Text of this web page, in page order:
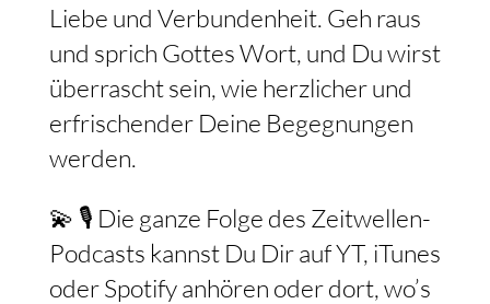
Liebe und Verbundenheit. Geh raus
und sprich Gottes Wort, und Du wirst
überrascht sein, wie herzlicher und
erfrischender Deine Begegnungen
werden.
💫 🎙️ Die ganze Folge des Zeitwellen-
Podcasts kannst Du Dir auf YT, iTunes
oder Spotify anhören oder dort, wo’s